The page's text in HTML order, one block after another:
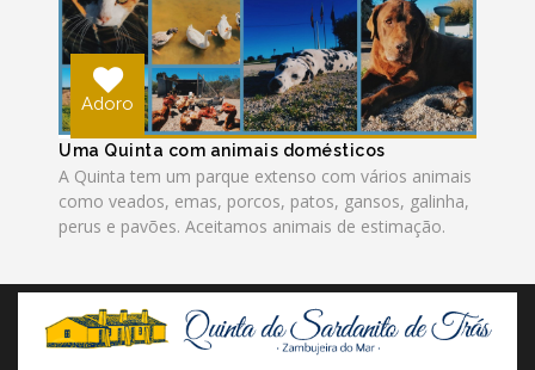
Adoro
Uma Quinta com animais domésticos
A Quinta tem um parque extenso com vários animais
como veados, emas, porcos, patos, gansos, galinha,
perus e pavões. Aceitamos animais de estimação.